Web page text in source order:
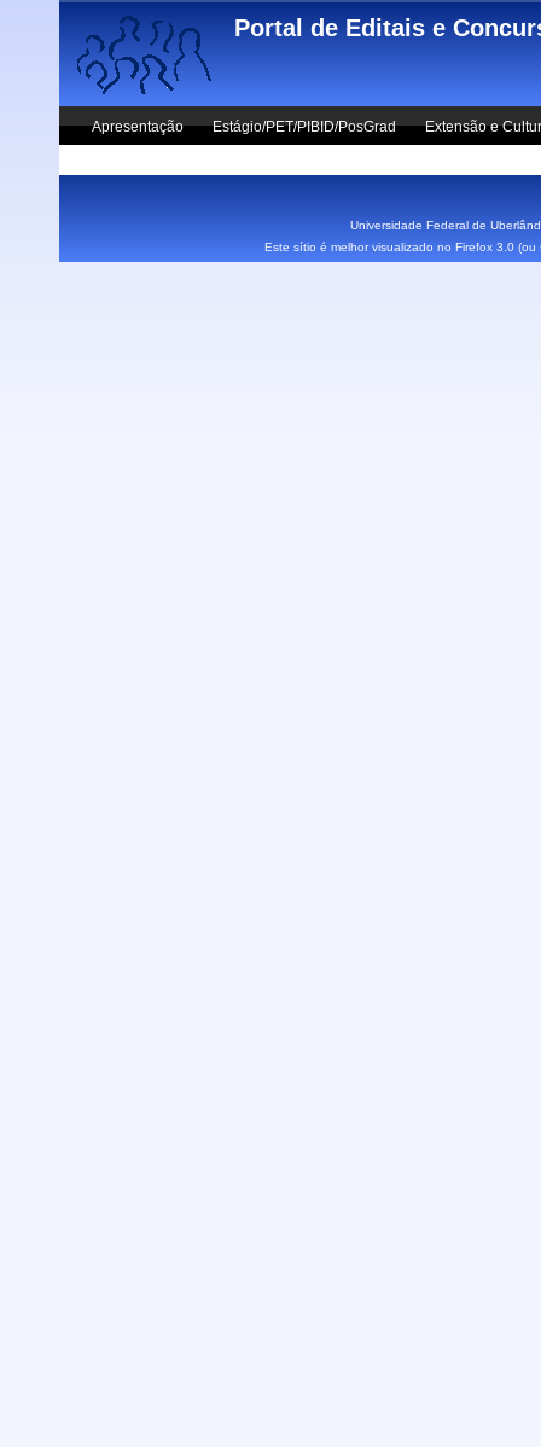
Skip to main content
Portal de Editais e
Apresentação Estágio/PET/PIBID/PosGrad Extensão e
Universidade Federal de
Este sítio é melhor visualizado no Firefox 3.0